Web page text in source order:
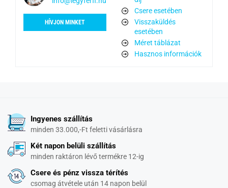
HÍVJON MINKET
Csere esetében
Visszaküldés
esetében
Méret táblázat
Hasznos információk
Ingyenes szállítás
minden 33.000,-Ft feletti vásárlásra
Két napon belüli szállítás
minden raktáron lévő termékre 12-ig
Csere és pénz vissza térítés
csomag átvétele után 14 napon belül